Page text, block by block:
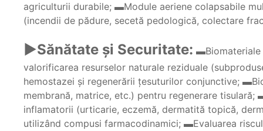
agriculturii durabile; ▬Module aeriene colapsabile
(incendii de pădure, secetă pedologică, colectare
►Sănătate şi Securitate: ▬Biomateriale
valorificarea resurselor naturale reziduale
hemostazei şi regenerării ţesuturilor conjunctive;
membrană, matrice, etc.) pentru regenerare
inflamatorii (urticarie, eczemă, dermatită topică,
utilizând compusi farmacodinamici; ▬Evaluarea